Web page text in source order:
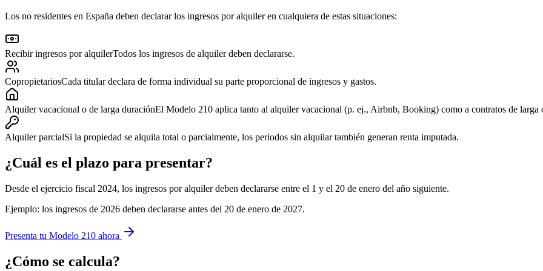
Los no residentes en España deben declarar los ingresos por alquiler en cualquiera de estas situaciones:
Recibir ingresos por alquilerTodos los ingresos de alquiler deben declararse.
CopropietariosCada titular declara de forma individual su parte proporcional de ingresos y gastos.
Alquiler vacacional o de larga duraciónEl Modelo 210 aplica tanto al alquiler vacacional (p. ej., Airbnb, Booking) como a contratos de larga
Alquiler parcialSi la propiedad se alquila total o parcialmente, los periodos sin alquilar también generan renta imputada.
¿Cuál es el plazo para presentar?
Desde el ejercicio fiscal 2024, los ingresos por alquiler deben declararse entre el 1 y el 20 de enero del año siguiente.
Ejemplo: los ingresos de 2026 deben declararse antes del 20 de enero de 2027.
Presenta tu Modelo 210 ahora
¿Cómo se calcula?